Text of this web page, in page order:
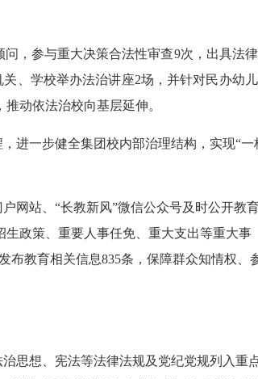
，参与重大决策合法性审查9次，出具法
、学校举办法治讲座2场，并针对民办幼儿
动依法治校向基层延伸。
进一步健全集团校内部治理结构，实现“一
网站、“长教新风”微信公众号及时公开教
政策、重要人事任免、重大支出等重大事
布教育相关信息835条，保障群众知情权、
思想、宪法等法律法规及党纪党规列入重